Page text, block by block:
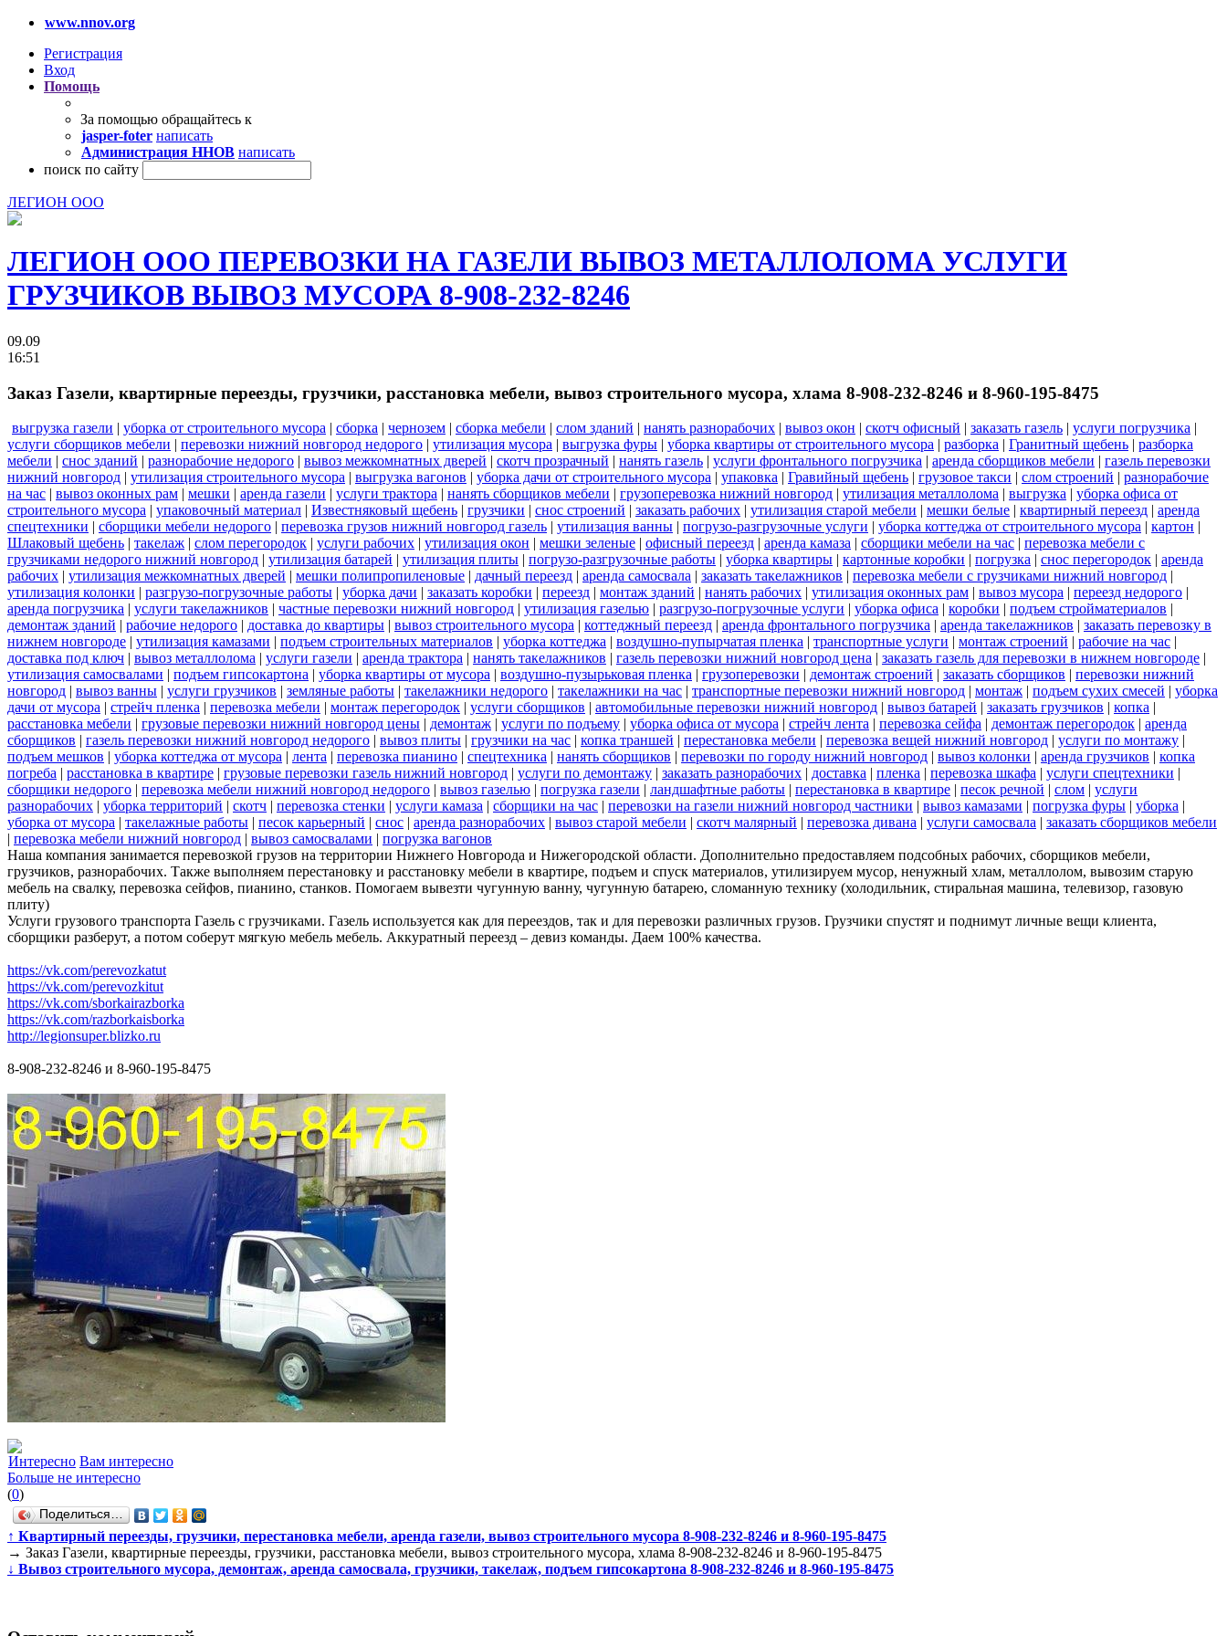
www.nnov.org
Регистрация
Вход
Помощь
За помощью обращайтесь к
jasper-foter написать
Администрация ННОВ написать
поиск по сайту
ЛЕГИОН ООО
ЛЕГИОН ООО ПЕРЕВОЗКИ НА ГАЗЕЛИ ВЫВОЗ МЕТАЛЛОЛОМА УСЛУГИ
ГРУЗЧИКОВ ВЫВОЗ МУСОРА 8-908-232-8246
09.09
16:51
Заказ Газели, квартирные переезды, грузчики, расстановка мебели, вывоз строительного мусора, хлама 8-908-232-8246 и 8-960-195-8475
выгрузка газели | уборка от строительного мусора | сборка | чернозем | сборка мебели | слом зданий | нанять разнорабочих | вывоз окон | скотч офисный | заказать газель | услуги погрузчика |
услуги сборщиков мебели | перевозки нижний новгород недорого | утилизация мусора | выгрузка фуры | уборка квартиры от строительного мусора | разборка | Гранитный щебень | разборка
мебели | снос зданий | разнорабочие недорого | вывоз межкомнатных дверей | скотч прозрачный | нанять газель | услуги фронтального погрузчика | аренда сборщиков мебели | газель перевозки
нижний новгород | утилизация строительного мусора | выгрузка вагонов | уборка дачи от строительного мусора | упаковка | Гравийный щебень | грузовое такси | слом строений | разнорабочие
на час | вывоз оконных рам | мешки | аренда газели | услуги трактора | нанять сборщиков мебели | грузоперевозка нижний новгород | утилизация металлолома | выгрузка | уборка офиса от
строительного мусора | упаковочный материал | Известняковый щебень | грузчики | снос строений | заказать рабочих | утилизация старой мебели | мешки белые | квартирный переезд | аренда
спецтехники | сборщики мебели недорого | перевозка грузов нижний новгород газель | утилизация ванны | погрузо-разгрузочные услуги | уборка коттеджа от строительного мусора | картон |
Шлаковый щебень | такелаж | слом перегородок | услуги рабочих | утилизация окон | мешки зеленые | офисный переезд | аренда камаза | сборщики мебели на час | перевозка мебели с
грузчиками недорого нижний новгород | утилизация батарей | утилизация плиты | погрузо-разгрузочные работы | уборка квартиры | картонные коробки | погрузка | снос перегородок | аренда
рабочих | утилизация межкомнатных дверей | мешки полипропиленовые | дачный переезд | аренда самосвала | заказать такелажников | перевозка мебели с грузчиками нижний новгород |
утилизация колонки | разгрузо-погрузочные работы | уборка дачи | заказать коробки | переезд | монтаж зданий | нанять рабочих | утилизация оконных рам | вывоз мусора | переезд недорого |
аренда погрузчика | услуги такелажников | частные перевозки нижний новгород | утилизация газелью | разгрузо-погрузочные услуги | уборка офиса | коробки | подъем стройматериалов |
демонтаж зданий | рабочие недорого | доставка до квартиры | вывоз строительного мусора | коттеджный переезд | аренда фронтального погрузчика | аренда такелажников | заказать перевозку в
нижнем новгороде | утилизация камазами | подъем строительных материалов | уборка коттеджа | воздушно-пупырчатая пленка | транспортные услуги | монтаж строений | рабочие на час |
доставка под ключ | вывоз металлолома | услуги газели | аренда трактора | нанять такелажников | газель перевозки нижний новгород цена | заказать газель для перевозки в нижнем новгороде |
утилизация самосвалами | подъем гипсокартона | уборка квартиры от мусора | воздушно-пузырьковая пленка | грузоперевозки | демонтаж строений | заказать сборщиков | перевозки нижний
новгород | вывоз ванны | услуги грузчиков | земляные работы | такелажники недорого | такелажники на час | транспортные перевозки нижний новгород | монтаж | подъем сухих смесей | уборка
дачи от мусора | стрейч пленка | перевозка мебели | монтаж перегородок | услуги сборщиков | автомобильные перевозки нижний новгород | вывоз батарей | заказать грузчиков | копка |
расстановка мебели | грузовые перевозки нижний новгород цены | демонтаж | услуги по подъему | уборка офиса от мусора | стрейч лента | перевозка сейфа | демонтаж перегородок | аренда
сборщиков | газель перевозки нижний новгород недорого | вывоз плиты | грузчики на час | копка траншей | перестановка мебели | перевозка вещей нижний новгород | услуги по монтажу |
подъем мешков | уборка коттеджа от мусора | лента | перевозка пианино | спецтехника | нанять сборщиков | перевозки по городу нижний новгород | вывоз колонки | аренда грузчиков | копка
погреба | расстановка в квартире | грузовые перевозки газель нижний новгород | услуги по демонтажу | заказать разнорабочих | доставка | пленка | перевозка шкафа | услуги спецтехники |
сборщики недорого | перевозка мебели нижний новгород недорого | вывоз газелью | погрузка газели | ландшафтные работы | перестановка в квартире | песок речной | слом | услуги
разнорабочих | уборка территорий | скотч | перевозка стенки | услуги камаза | сборщики на час | перевозки на газели нижний новгород частники | вывоз камазами | погрузка фуры | уборка |
уборка от мусора | такелажные работы | песок карьерный | снос | аренда разнорабочих | вывоз старой мебели | скотч малярный | перевозка дивана | услуги самосвала | заказать сборщиков мебели
| перевозка мебели нижний новгород | вывоз самосвалами | погрузка вагонов
Наша компания занимается перевозкой грузов на территории Нижнего Новгорода и Нижегородской области. Дополнительно предоставляем подсобных рабочих, сборщиков мебели,
грузчиков, разнорабочих. Также выполняем перестановку и расстановку мебели в квартире, подъем и спуск материалов, утилизируем мусор, ненужный хлам, металлолом, вывозим старую
мебель на свалку, перевозка сейфов, пианино, станков. Помогаем вывезти чугунную ванну, чугунную батарею, сломанную технику (холодильник, стиральная машина, телевизор, газовую
плиту)
Услуги грузового транспорта Газель с грузчиками. Газель используется как для переездов, так и для перевозки различных грузов. Грузчики спустят и поднимут личные вещи клиента,
сборщики разберут, а потом соберут мягкую мебель мебель. Аккуратный переезд – девиз команды. Даем 100% качества.
https://vk.com/perevozkatut
https://vk.com/perevozkitut
https://vk.com/sborkairazborka
https://vk.com/razborkaisborka
http://legionsuper.blizko.ru
8-908-232-8246 и 8-960-195-8475
Интересно Вам интересно
Больше не интересно
(0)
Поделиться…
↑ Квартирный переезды, грузчики, перестановка мебели, аренда газели, вывоз строительного мусора 8-908-232-8246 и 8-960-195-8475
→ Заказ Газели, квартирные переезды, грузчики, расстановка мебели, вывоз строительного мусора, хлама 8-908-232-8246 и 8-960-195-8475
↓ Вывоз строительного мусора, демонтаж, аренда самосвала, грузчики, такелаж, подъем гипсокартона 8-908-232-8246 и 8-960-195-8475